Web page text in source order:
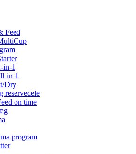
Feed
in-1
in-1
Dry
reservedele
on time
program